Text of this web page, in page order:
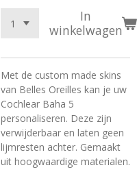
In
winkelwagen
Met de custom made skins
van Belles Oreilles kan je uw
Cochlear Baha 5
personaliseren. Deze zijn
verwijderbaar en laten geen
lijmresten achter. Gemaakt
uit hoogwaardige materialen.